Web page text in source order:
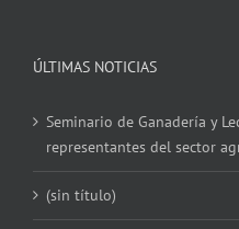
ÚLTIMAS NOTICIAS
Seminario de Ganadería y
representantes del sector
(sin título)